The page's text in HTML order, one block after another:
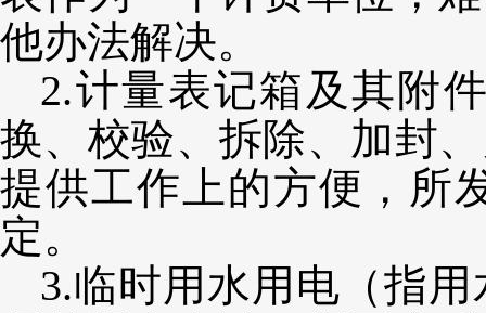
他办法解决。
2.计量表记箱及其附
换、校验、拆除、加封
提供工作上的方便，所
定。
3.临时用水用电（指